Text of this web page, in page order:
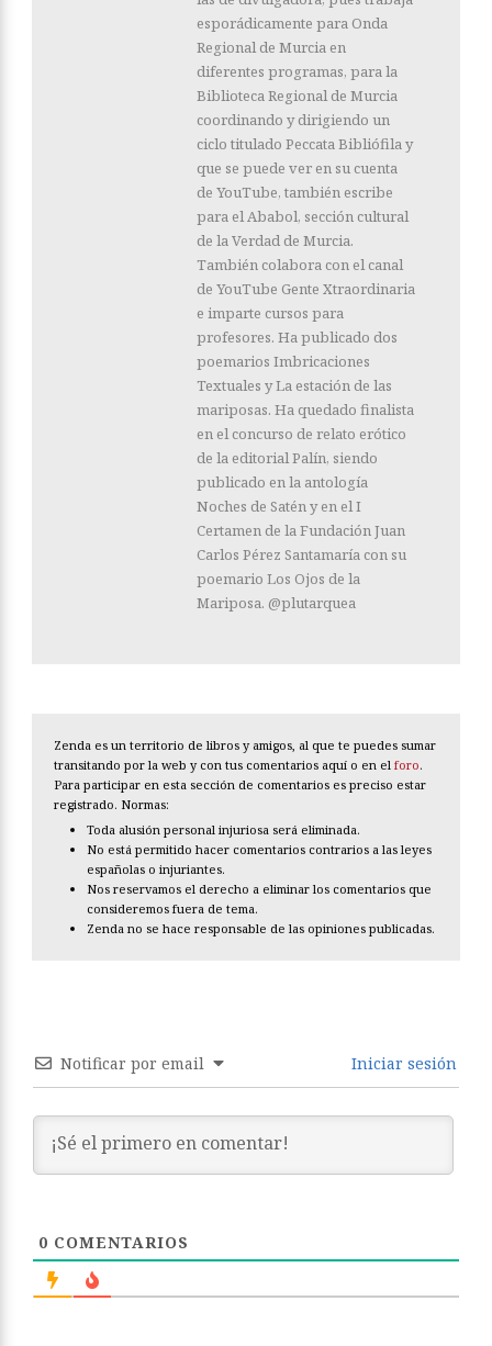
esporádicamente para Onda
Regional de Murcia en
diferentes programas, para la
Biblioteca Regional de Murcia
coordinando y dirigiendo un
ciclo titulado Peccata Bibliófila y
que se puede ver en su cuenta
de YouTube, también escribe
para el Ababol, sección cultural
de la Verdad de Murcia.
También colabora con el canal
de YouTube Gente Xtraordinaria
e imparte cursos para
profesores. Ha publicado dos
poemarios Imbricaciones
Textuales y La estación de las
mariposas. Ha quedado finalista
en el concurso de relato erótico
de la editorial Palín, siendo
publicado en la antología
Noches de Satén y en el I
Certamen de la Fundación Juan
Carlos Pérez Santamaría con su
poemario Los Ojos de la
Mariposa. @plutarquea
Zenda es un territorio de libros y amigos, al que te puedes sumar
transitando por la web y con tus comentarios aquí o en el foro.
Para participar en esta sección de comentarios es preciso estar
registrado. Normas:
Toda alusión personal injuriosa será eliminada.
No está permitido hacer comentarios contrarios a las leyes
españolas o injuriantes.
Nos reservamos el derecho a eliminar los comentarios que
consideremos fuera de tema.
Zenda no se hace responsable de las opiniones publicadas.
Notificar por email Iniciar sesión
0 COMENTARIOS